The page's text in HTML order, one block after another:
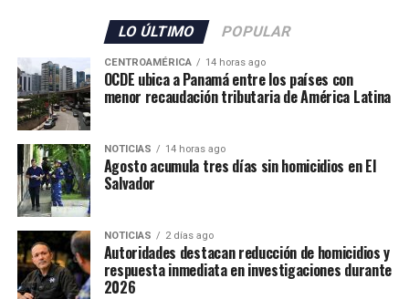
agentes adicionales, que se sumarán a los 80 efectivos ya
desplegados en el territorio.
Además, las autoridades anunciaron el envío de grupos
de buceadores y embarcaciones del Servicio Marítimo de
la Guardia Civil para apoyar las labores de vigilancia y
respuesta ante nuevos intentos de ingreso irregular.
La situación mantiene en alerta a las autoridades
españolas, mientras continúan las gestiones para
atender la emergencia migratoria y reforzar el control
fronterizo.
LO ÚLTIMO POPULAR
CENTROAMÉRICA 14 horas ago
OCDE ubica a Panamá entre los países con
menor recaudación tributaria de América Latina
NOTICIAS 14 horas ago
Agosto acumula tres días sin homicidios en El
Salvador
NOTICIAS 2 días ago
Autoridades destacan reducción de homicidios y
respuesta inmediata en investigaciones durante
2026